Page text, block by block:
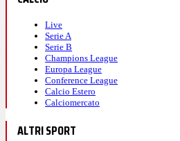
Live
Serie A
Serie B
Champions League
Europa League
Conference League
Calcio Estero
Calciomercato
ALTRI SPORT